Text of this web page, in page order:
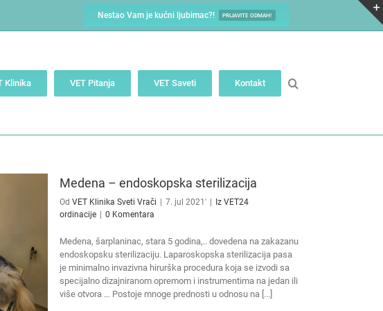
Nestao Vam je kućni ljubimac?! PRIJAVITE ODMAH!
Klinika VET Pitanja VET Saveti Kontakt
Medena – endoskopska sterilizacija
Od VET Klinika Sveti Vrači 7. jul 2021'
Iz VET24
ordinacije
0 Komentara
Medena, šarplaninac, stara 5 godina,.. dovedena na zakazanu
endoskopsku sterilizaciju. Laparoskopska sterilizacija pasa
je minimalno invazivna hirurška procedura koja se izvodi sa
specijalno dizajniranom opremom i instrumentima na jedan ili
više otvora … Postoje mnoge prednosti u odnosu na [...]